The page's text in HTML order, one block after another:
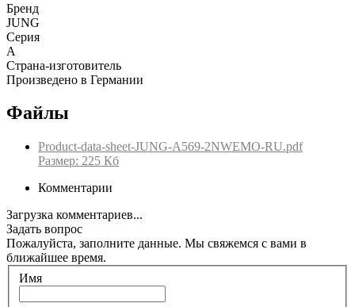
Бренд
JUNG
Серия
A
Страна-изготовитель
Произведено в Германии
Файлы
Product-data-sheet-JUNG-A569-2NWEMO-RU.pdf
Размер: 225 Кб
Комментарии
Загрузка комментариев...
Задать вопрос
Пожалуйста, заполните данные. Мы свяжемся с вами в
ближайшее время.
Имя